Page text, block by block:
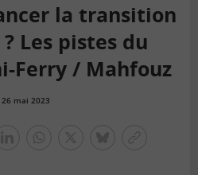
la transition
Les pistes du
Ferry / Mahfouz
26 mai 2023